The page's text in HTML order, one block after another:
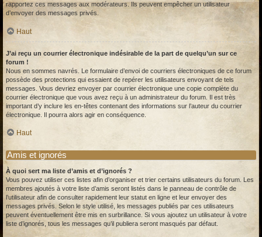
rapportez ces messages aux modérateurs. Ils peuvent empêcher un utilisateur
d’envoyer des messages privés.
Haut
J’ai reçu un courrier électronique indésirable de la part de quelqu’un sur ce
forum !
Nous en sommes navrés. Le formulaire d’envoi de courriers électroniques de ce forum
possède des protections qui essaient de repérer les utilisateurs envoyant de tels
messages. Vous devriez envoyer par courrier électronique une copie complète du
courrier électronique que vous avez reçu à un administrateur du forum. Il est très
important d’y inclure les en-têtes contenant des informations sur l’auteur du courrier
électronique. Il pourra alors agir en conséquence.
Haut
Amis et ignorés
À quoi sert ma liste d’amis et d’ignorés ?
Vous pouvez utiliser ces listes afin d’organiser et trier certains utilisateurs du forum. Les
membres ajoutés à votre liste d’amis seront listés dans le panneau de contrôle de
l’utilisateur afin de consulter rapidement leur statut en ligne et leur envoyer des
messages privés. Selon le style utilisé, les messages publiés par ces utilisateurs
peuvent éventuellement être mis en surbrillance. Si vous ajoutez un utilisateur à votre
liste d’ignorés, tous les messages qu’il publiera seront masqués par défaut.